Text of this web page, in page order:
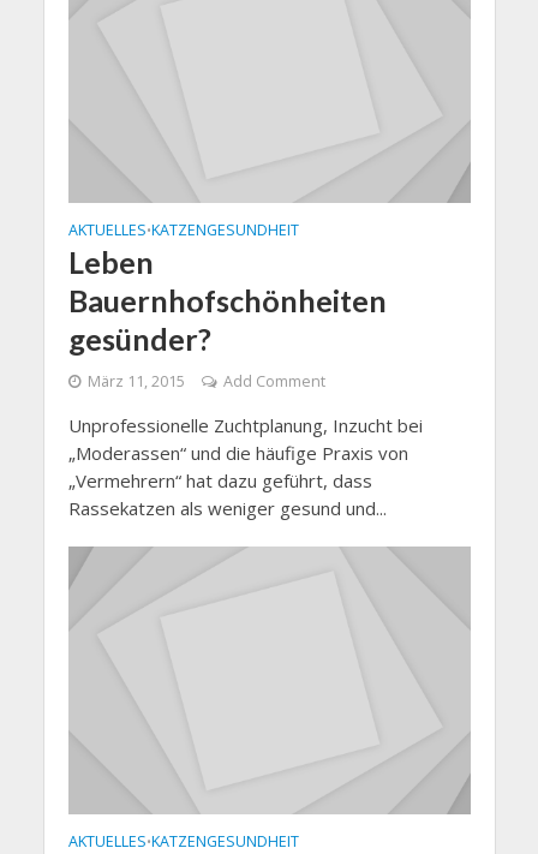
AKTUELLES•KATZENGESUNDHEIT
Leben
Bauernhofschönheiten
gesünder?
März 11, 2015 Add Comment
Unprofessionelle Zuchtplanung, Inzucht bei
„Moderassen“ und die häufige Praxis von
„Vermehrern“ hat dazu geführt, dass
Rassekatzen als weniger gesund und...
AKTUELLES•KATZENGESUNDHEIT